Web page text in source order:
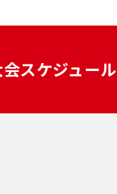
スケジュール